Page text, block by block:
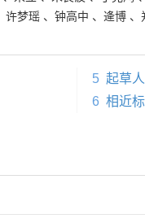
许梦瑶 、 钟高中 、 逄博 、
5 起草人
6 相近